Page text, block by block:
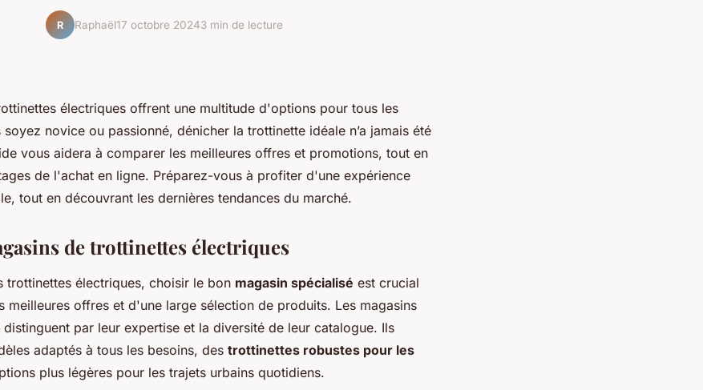
R Raphaël17 octobre 20243 min de lecture
électriques offrent une multitude d'options pour tous les
novice ou passionné, dénicher la trottinette idéale n’a jamais été
vous aidera à comparer les meilleures offres et promotions, tout en
de l'achat en ligne. Préparez-vous à profiter d'une expérience
tout en découvrant les dernières tendances du marché.
de trottinettes électriques
trottinettes électriques, choisir le bon magasin spécialisé est crucial
meilleures offres et d'une large sélection de produits. Les magasins
distinguent par leur expertise et la diversité de leur catalogue. Ils
adaptés à tous les besoins, des trottinettes robustes pour les
plus légères pour les trajets urbains quotidiens.